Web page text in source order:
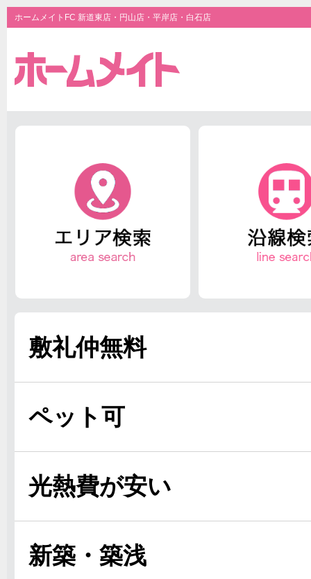
ホームメイトFC 新道東店・円山店・平岸店・白石店
敷礼仲無料
ペット可
光熱費が安い
新築・築浅